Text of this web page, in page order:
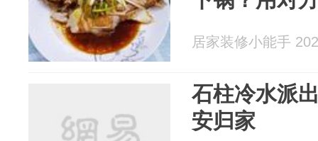
居家装修小能手
石柱冷水派
安归家